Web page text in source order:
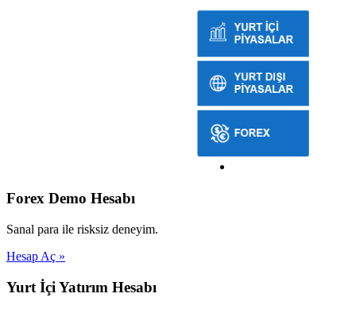
Forex Demo Hesabı
Sanal para ile risksiz deneyim.
Hesap Aç »
Yurt İçi Yatırım Hesabı